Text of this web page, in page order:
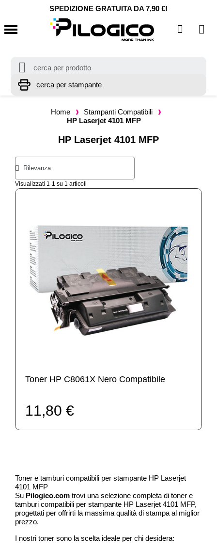
SPEDIZIONE GRATUITA DA 7,90 €!
Home
Stampanti Compatibili
HP Laserjet 4101 MFP
HP Laserjet 4101 MFP
Visualizzati 1-1 su 1 articoli
Toner HP C8061X Nero Compatibile
11,80 €
Toner e tamburi compatibili per stampante HP Laserjet
4101 MFP
Su Pilogico.com trovi una selezione completa di toner e
tamburi compatibili per stampante HP Laserjet 4101 MFP,
progettati per offrirti la massima qualità di stampa al miglior
prezzo.
I nostri toner sono la scelta ideale per chi desidera: